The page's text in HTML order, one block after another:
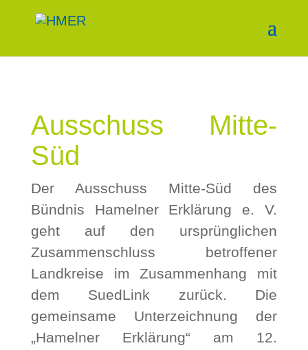
Ausschuss Mitte-
Süd
Der Ausschuss Mitte-Süd des
Bündnis Hamelner Erklärung e. V.
geht auf den ursprünglichen
Zusammenschluss betroffener
Landkreise im Zusammenhang mit
dem SuedLink zurück. Die
gemeinsame Unterzeichnung der
„Hamelner Erklärung“ am 12.